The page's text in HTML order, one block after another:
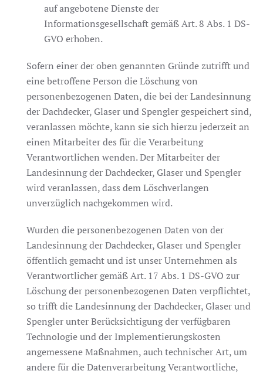
auf angebotene Dienste der
Informationsgesellschaft gemäß Art. 8 Abs. 1 DS-
GVO erhoben.
Sofern einer der oben genannten Gründe zutrifft und
eine betroffene Person die Löschung von
personenbezogenen Daten, die bei der Landesinnung
der Dachdecker, Glaser und Spengler gespeichert sind,
veranlassen möchte, kann sie sich hierzu jederzeit an
einen Mitarbeiter des für die Verarbeitung
Verantwortlichen wenden. Der Mitarbeiter der
Landesinnung der Dachdecker, Glaser und Spengler
wird veranlassen, dass dem Löschverlangen
unverzüglich nachgekommen wird.
Wurden die personenbezogenen Daten von der
Landesinnung der Dachdecker, Glaser und Spengler
öffentlich gemacht und ist unser Unternehmen als
Verantwortlicher gemäß Art. 17 Abs. 1 DS-GVO zur
Löschung der personenbezogenen Daten verpflichtet,
so trifft die Landesinnung der Dachdecker, Glaser und
Spengler unter Berücksichtigung der verfügbaren
Technologie und der Implementierungskosten
angemessene Maßnahmen, auch technischer Art, um
andere für die Datenverarbeitung Verantwortliche,